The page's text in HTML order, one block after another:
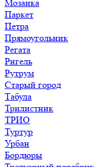
Мозаика
Паркет
Петра
Прямоугольник
Регата
Ригель
Рутрум
Старый город
Табула
Трилистник
ТРИО
Туртур
Урбан
Бордюры